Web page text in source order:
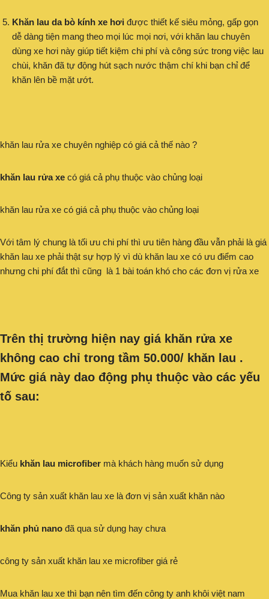
Khăn lau da bò kính xe hơi được thiết kế siêu mỏng, gấp gọn
dễ dàng tiện mang theo mọi lúc mọi nơi, với khăn lau chuyên
dùng xe hơi này giúp tiết kiệm chi phí và công sức trong việc lau
chùi, khăn đã tự động hút sạch nước thậm chí khi bạn chỉ để
khăn lên bề mặt ướt.
khăn lau rửa xe chuyên nghiệp có giá cả thế nào ?
khăn lau rửa xe có giá cả phụ thuộc vào chủng loại
khăn lau rửa xe có giá cả phụ thuộc vào chủng loại
Với tâm lý chung là tối ưu chi phí thì ưu tiên hàng đầu vẫn phải là giá
khăn lau xe phải thật sự hợp lý vì dù khăn lau xe có ưu điểm cao
nhưng chi phí đắt thì cũng là 1 bài toán khó cho các đơn vị rửa xe
Trên thị trường hiện nay giá khăn rửa xe
không cao chỉ trong tầm 50.000/ khăn lau .
Mức giá này dao động phụ thuộc vào các yếu
tố sau:
Kiểu khăn lau microfiber mà khách hàng muốn sử dụng
Công ty sản xuất khăn lau xe là đơn vị sản xuất khăn nào
khăn phủ nano đã qua sử dụng hay chưa
công ty sản xuất khăn lau xe microfiber giá rẻ
Mua khăn lau xe thì bạn nên tìm đến công ty anh khôi việt nam